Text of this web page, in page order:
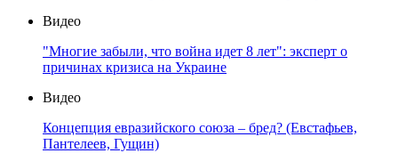
Видео
"Многие забыли, что война идет 8 лет": эксперт о
причинах кризиса на Украине
Видео
Концепция евразийского союза – бред? (Евстафьев,
Пантелеев, Гущин)